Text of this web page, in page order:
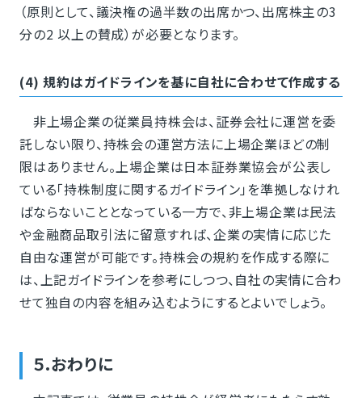
（原則として、議決権の過半数の出席かつ、出席株主の3
分の2 以上の賛成）が必要となります。
(4) 規約はガイドラインを基に自社に合わせて作成する
非上場企業の従業員持株会は、証券会社に運営を委
託しない限り、持株会の運営方法に上場企業ほどの制
限はありません。上場企業は日本証券業協会が公表し
ている「持株制度に関するガイドライン」を準拠しなけれ
ばならないこととなっている一方で、非上場企業は民法
や金融商品取引法に留意すれば、企業の実情に応じた
自由な運営が可能です。持株会の規約を作成する際に
は、上記ガイドラインを参考にしつつ、自社の実情に合わ
せて独自の内容を組み込むようにするとよいでしょう。
５.おわりに